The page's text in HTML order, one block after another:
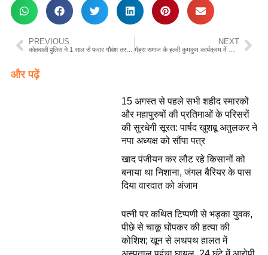
PREVIOUS
कोतवाली पुलिस ने 1 साल से फरार गौवंश तस्करी के आरोपियों को गिरफ्तार किया
NEXT
मेहरा समाज के हल्दी कुमकुम कार्यक्रम में जुटी एक सैकड़ा महिलाएं
और पढ़ें
15 अगस्त से पहले सभी शहीद स्मारकों
और महापुरुषों की प्रतिमाओं के परिसरों
की सुरधेगी सूरत: पार्षद खुशबू अतुलकर ने
नपा अध्यक्ष को सौंपा पत्र
खाद पंजीयन कर लौट रहे किसानों को
बनाया था निशाना, जंगल बैरियर के पास
दिया वारदात को अंजाम
पत्नी पर कथित टिप्पणी से भड़का युवक,
पीछे से चाकू घोंपकर की हत्या की
कोशिश; खून से लथपथ हालत में